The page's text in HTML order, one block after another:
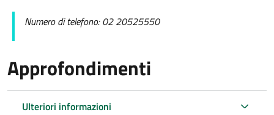
Numero di telefono: 02 20525550
Approfondimenti
Ulteriori informazioni